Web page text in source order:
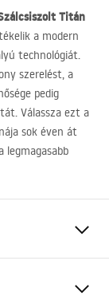
Titán
a modern
technológiát.
szerelést, a
pedig
Válassza ezt a
sok éven át
legmagasabb